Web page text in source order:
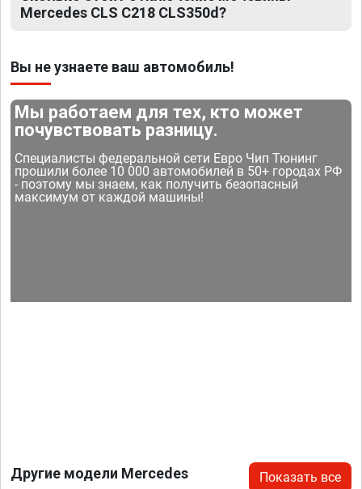
Mercedes CLS C218 CLS350d?
Вы не узнаете ваш автомобиль!
Мы работаем для тех, кто может
почувствовать разницу.
Специалисты федеральной сети Евро Чип Тюнинг
прошили более 10 000 автомобилей в 50+ городах РФ
- поэтому мы знаем, как получить безопасный
максимум от каждой машины!
Другие модели Mercedes Показать все